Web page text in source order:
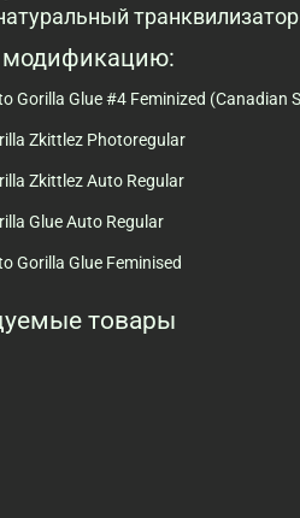
модификацию:
Gorilla Glue #4 Feminized (Canadian
Zkittlez Photoregular
Zkittlez Auto Regular
Glue Auto Regular
Gorilla Glue Feminised
товары